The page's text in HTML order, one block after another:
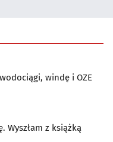
windę i OZE
Wyszłam z książką